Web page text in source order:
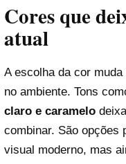
Cores que
atual
A escolha da cor
no ambiente. Tons
claro e caramelo
combinar. São opções
visual moderno, mas